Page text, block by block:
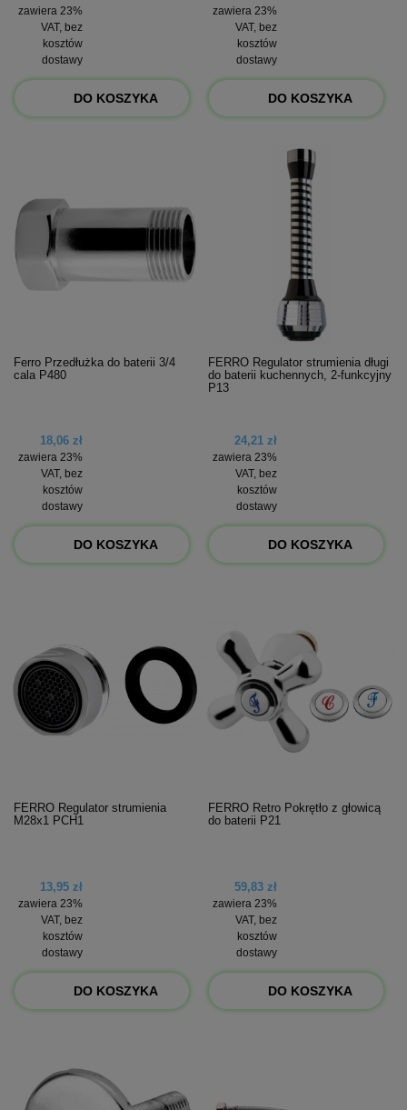
zawiera 23%
VAT, bez
kosztów
dostawy
DO KOSZYKA
zawiera 23%
VAT, bez
kosztów
dostawy
DO KOSZYKA
Ferro Przedłużka do baterii 3/4
cala P480
18,06 zł
zawiera 23%
VAT, bez
kosztów
dostawy
DO KOSZYKA
FERRO Regulator strumienia długi
do baterii kuchennych, 2-funkcyjny
P13
24,21 zł
zawiera 23%
VAT, bez
kosztów
dostawy
DO KOSZYKA
FERRO Regulator strumienia
M28x1 PCH1
13,95 zł
zawiera 23%
VAT, bez
kosztów
dostawy
DO KOSZYKA
FERRO Retro Pokrętło z głowicą
do baterii P21
59,83 zł
zawiera 23%
VAT, bez
kosztów
dostawy
DO KOSZYKA